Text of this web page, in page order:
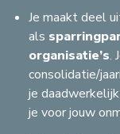
Je maakt deel
als
organisatie’s.
consolidatie/
je
je voor jouw